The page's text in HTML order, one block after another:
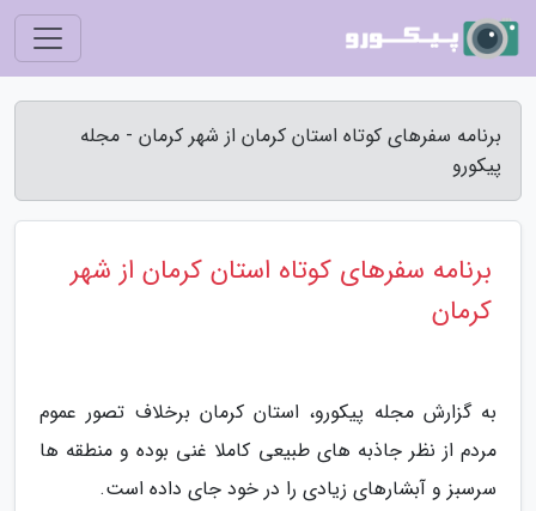
برنامه سفرهای کوتاه استان کرمان از شهر کرمان - مجله
پیکورو
برنامه سفرهای کوتاه استان کرمان از شهر
کرمان
به گزارش مجله پیکورو، استان کرمان برخلاف تصور عموم
مردم از نظر جاذبه های طبیعی کاملا غنی بوده و منطقه ها
سرسبز و آبشارهای زیادی را در خود جای داده است.